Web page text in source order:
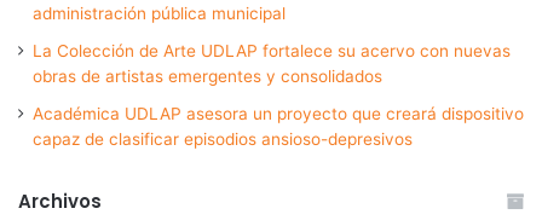
administración pública municipal
La Colección de Arte UDLAP fortalece su acervo con nuevas
obras de artistas emergentes y consolidados
Académica UDLAP asesora un proyecto que creará dispositivo
capaz de clasificar episodios ansioso-depresivos
Archivos